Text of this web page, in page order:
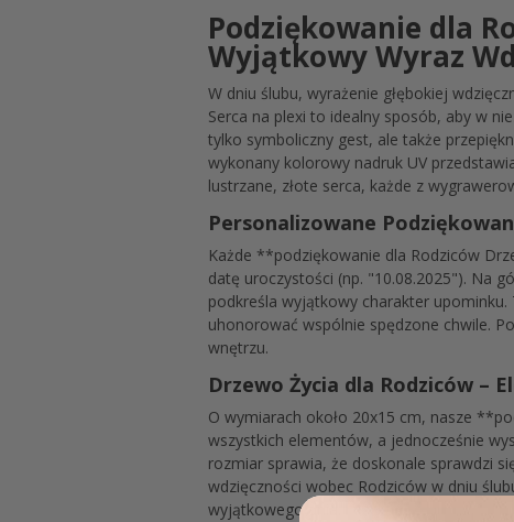
Podziękowanie dla
Wyjątkowy Wyraz
W dniu ślubu, wyrażenie głębokiej
Serca na plexi to idealny sposób, aby w
tylko symboliczny gest, ale także
wykonany kolorowy nadruk UV
lustrzane, złote serca, każde z
Personalizowane
Każde **podziękowanie dla Rodziców
datę uroczystości (np. "10.08.2025"). Na
podkreśla wyjątkowy charakter
uhonorować wspólnie spędzone chwile.
wnętrzu.
Drzewo Życia dla Rodziców –
O wymiarach około 20x15 cm, nasze
wszystkich elementów, a jednocześnie
rozmiar sprawia, że doskonale sprawdzi
wdzięczności wobec Rodziców w dniu
wyjątkowego dnia.